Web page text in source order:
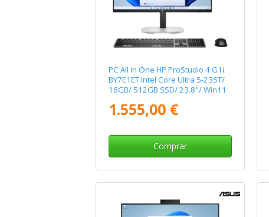
PC All in One HP ProStudio 4 G1i
BY7E1ET Intel Core Ultra 5-235T/
16GB/ 512GB SSD/ 23.8"/ Win11
1.555,00 €
Comprar